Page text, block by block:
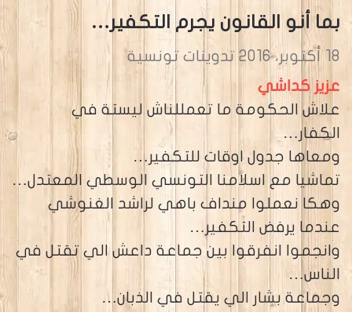
بما أنو القانون يجرم التكفير…
18 أكتوبر، 2016
تدوينات تونسية
عزيز كداشي
علاش الحكومة ما تعمللناش ليستة في
الكفار…
ومعاها جدول اوقات للتكفير…
تماشيا مع اسلامنا التونسي الوسطي المعتدل…
وهكا نعملوا منداف باهي لراشد الغنوشي
عندما يرفض التكفير…
وانجموا انفرقوا بين جماعة داعش الي تقتل في
الناس…
وجماعة بشار الي يقتل في الذبان…